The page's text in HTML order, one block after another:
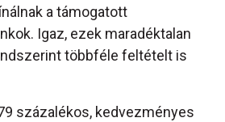
a támogatott
Igaz, ezek maradéktalan
többféle feltételt is
százalékos, kedvezményes